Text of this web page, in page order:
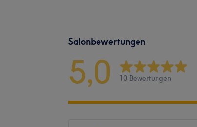
Salonbewertungen
5,0 10 Bewertungen